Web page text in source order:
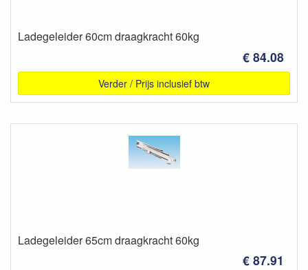
Ladegeleider 60cm draagkracht 60kg
€ 84.08
Verder / Prijs inclusief btw
Ladegeleider 65cm draagkracht 60kg
€ 87.91